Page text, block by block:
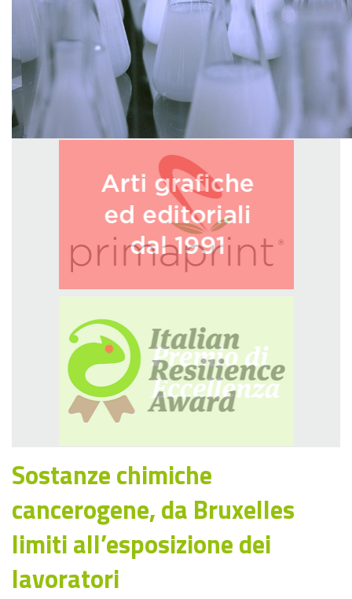
ECO-EVENTI
ECOINCENTRIAMOCI
Sostanze chimiche
cancerogene, da Bruxelles
limiti all’esposizione dei
lavoratori